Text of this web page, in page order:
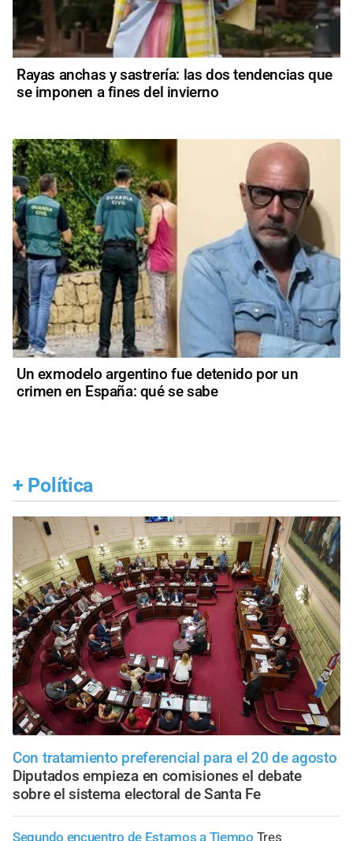
Rayas anchas y sastrería: las dos tendencias que
se imponen a fines del invierno
Un exmodelo argentino fue detenido por un
crimen en España: qué se sabe
+ Política
Con tratamiento preferencial para el 20 de agosto
Diputados empieza en comisiones el debate
sobre el sistema electoral de Santa Fe
Segundo encuentro de Estamos a Tiempo Tres